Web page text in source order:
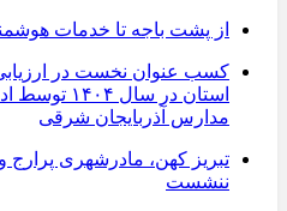
از پشت باجه تا خدمات
کسب عنوان نخست در
استان در
مدارس آذربایجان شرقی
تبریز کهن، مادرشهری پرارج
ننشست